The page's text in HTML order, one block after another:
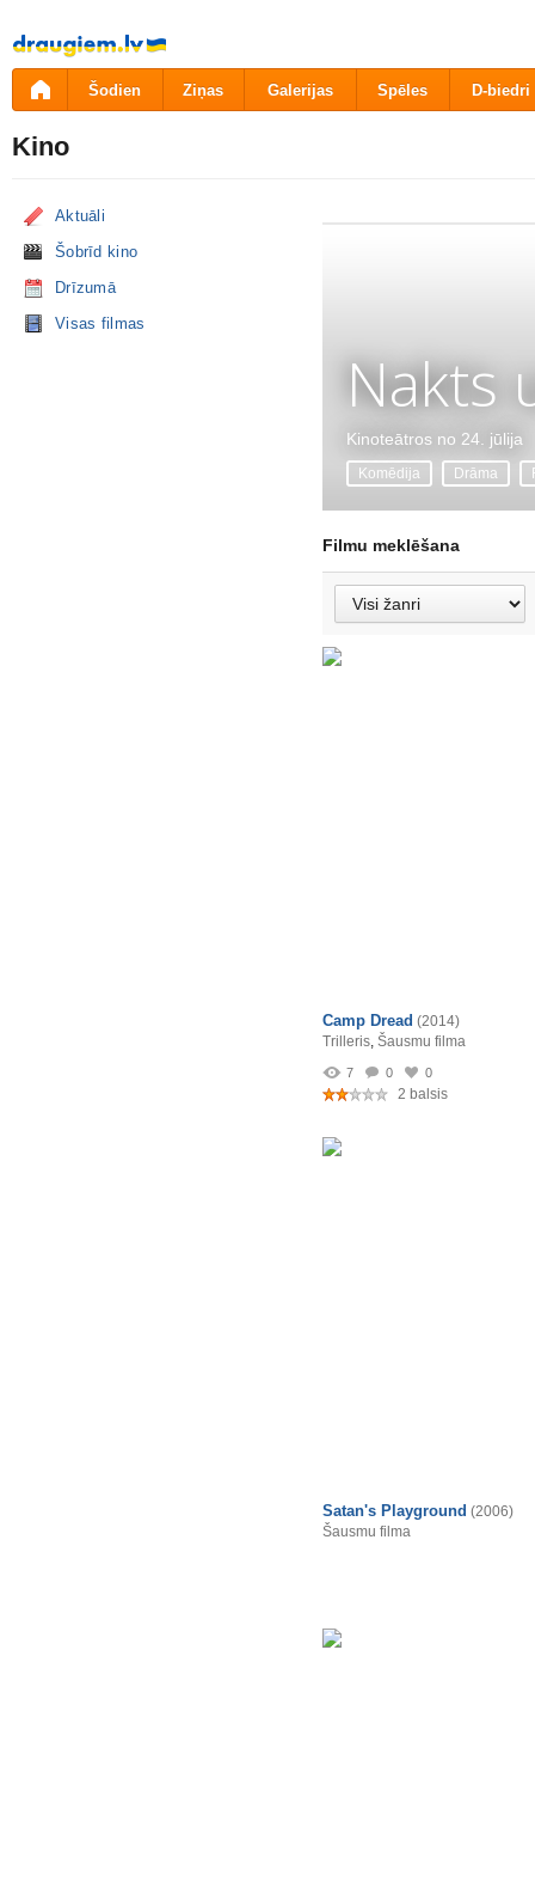
Pāriet
uz
saturu
Šodien Ziņas Galerijas Spēles D-biedri
Kino
Aktuāli
Šobrīd kino
Drīzumā
Visas filmas
Nakts
Kinoteātros no 24. jūlija
Komēdija Drāma
Filmu meklēšana
Camp Dread (2014)
Trilleris, Šausmu filma
7 0 0
2 balsis
Satan's Playground (2006)
Šausmu filma